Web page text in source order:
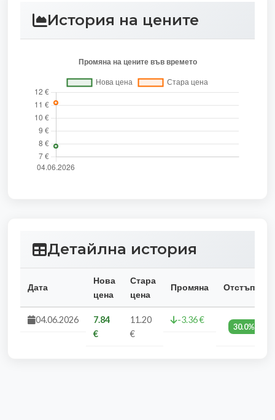
История на цените
Детайлна история
Дата
Нова
цена
Стара
цена
Промяна Отстъпка
04.06.2026
7.84
€
11.20
€
-3.36 €
30.0%